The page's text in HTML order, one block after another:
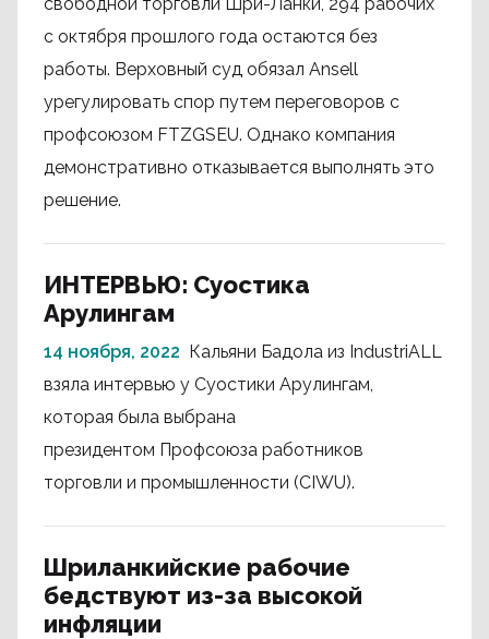
с октября прошлого года остаются без
работы. Верховный суд обязал Ansell
урегулировать спор путем переговоров с
профсоюзом FTZGSEU. Однако компания
демонстративно отказывается выполнять это
решение.
ИНТЕРВЬЮ: Суостика
Арулингам
14 ноября, 2022 Кальяни Бадола из IndustriALL
взяла интервью у Суостики Арулингам,
которая была выбрана
президентом Профсоюза работников
торговли и промышленности (CIWU).
Шриланкийские рабочие
бедствуют из-за высокой
инфляции